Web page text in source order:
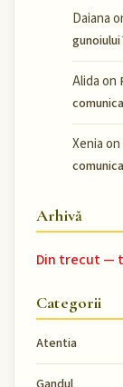
Daiana
Alidaon
Xeniaon
Arhivă
Din trecut —
Categorii
Atentia